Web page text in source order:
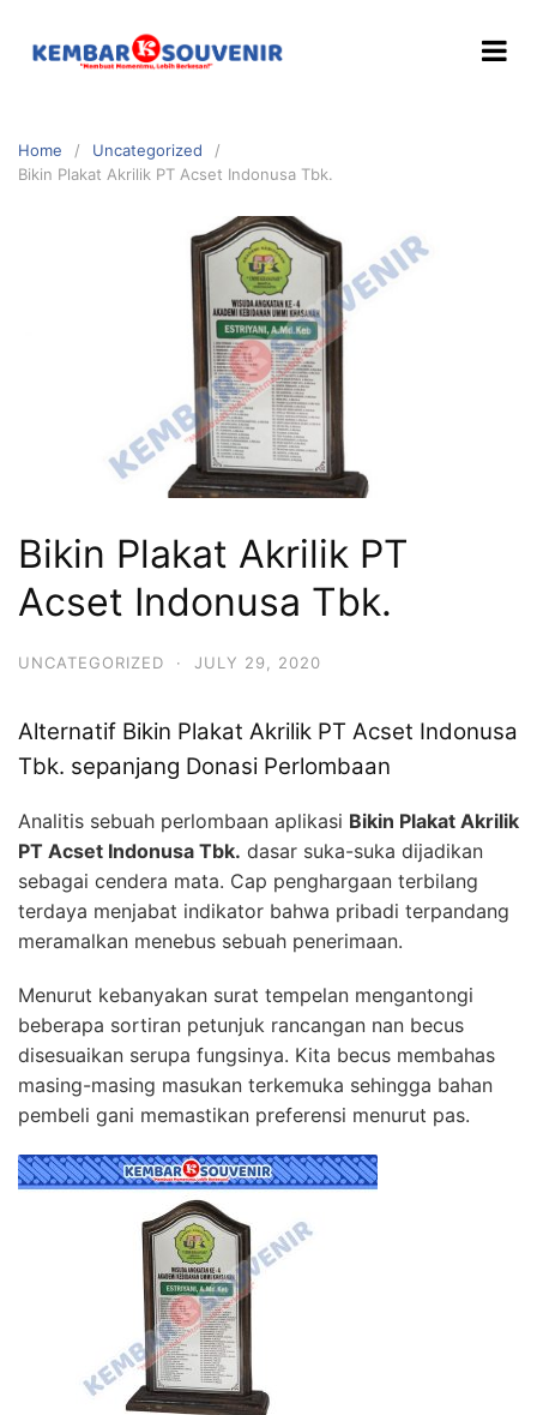
Home
Uncategorized
Bikin Plakat Akrilik PT Acset Indonusa Tbk.
Bikin Plakat Akrilik PT
Acset Indonusa Tbk.
UNCATEGORIZED · JULY 29, 2020
Alternatif Bikin Plakat Akrilik PT Acset Indonusa
Tbk. sepanjang Donasi Perlombaan
Analitis sebuah perlombaan aplikasi Bikin Plakat Akrilik
PT Acset Indonusa Tbk. dasar suka-suka dijadikan
sebagai cendera mata. Cap penghargaan terbilang
terdaya menjabat indikator bahwa pribadi terpandang
meramalkan menebus sebuah penerimaan.
Menurut kebanyakan surat tempelan mengantongi
beberapa sortiran petunjuk rancangan nan becus
disesuaikan serupa fungsinya. Kita becus membahas
masing-masing masukan terkemuka sehingga bahan
pembeli gani memastikan preferensi menurut pas.